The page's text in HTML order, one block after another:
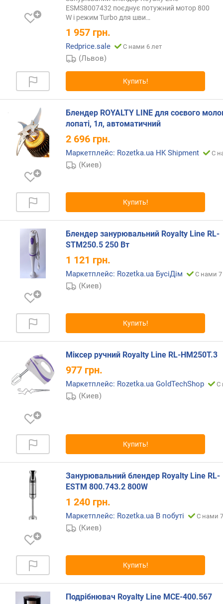
в
о
л
и
ч
с
т
в
п
р
н
с
к
н
о
ш
(
)
ч
ESMS8007432 поєднує потужний мотор 800
W і режим Turbo для шви…
1 957 грн.
Redprice.sale С нами 6 лет
(Львов)
Купить!
Блендер ROYALTY LINE для соєвого
лопаті, 1л, автоматичний
2 696 грн.
Маркетплейс: Rozetka.ua HK Shipment С
(Киев)
Купить!
Блендер занурювальний Royalty Line RL-
STM250.5 250 Вт
1 121 грн.
Маркетплейс: Rozetka.ua БусіДім С нами 7
(Киев)
Купить!
Міксер ручний Royalty Line RL-HM250T.3
977 грн.
Маркетплейс: Rozetka.ua GoldTechShop С
(Киев)
Купить!
Занурювальний блендер Royalty Line RL-
ESTM 800.743.2 800W
1 240 грн.
Маркетплейс: Rozetka.ua В побуті С нами
(Киев)
Купить!
Подрібнювач Royalty Line MCE-400.567